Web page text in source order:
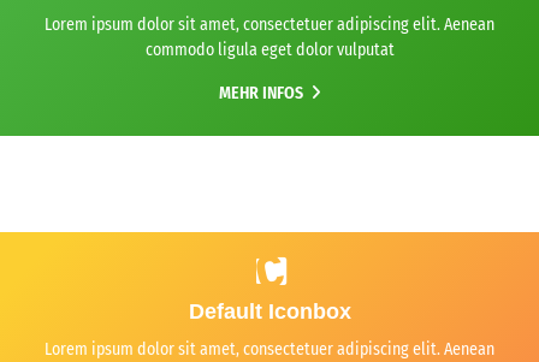
Lorem ipsum dolor sit amet, consectetuer adipiscing elit. Aenean
commodo ligula eget dolor vulputat
MEHR INFOS
Default Iconbox
Lorem ipsum dolor sit amet, consectetuer adipiscing elit. Aenean